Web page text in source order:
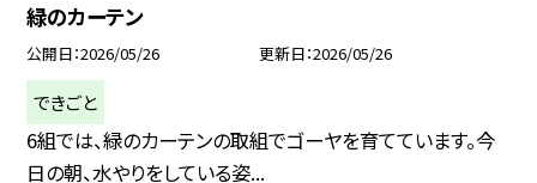
緑のカーテン
公開日 2026/05/26 更新日 2026/05/26
できごと
6組では、緑のカーテンの取組でゴーヤを育てています。今
日の朝、水やりをしている姿...